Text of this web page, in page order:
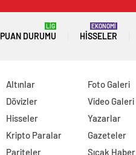
PUAN DURUMU
LİG
HISSELER
EKONOMİ
Altınlar
Dövizler
Hisseler
Kripto Paralar
Pariteler
Foto Galeri
Video Galeri
Yazarlar
Gazeteler
Sıcak Haber